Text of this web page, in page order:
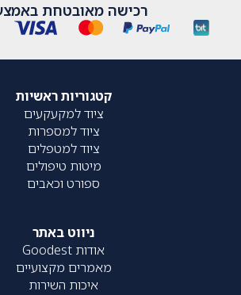
רכישה מאובטחת
קטגוריות ראשיות
ציוד למקעקעים
ציוד למספרות
ציוד למטפלים
מיטות טיפולים
ספורט וכאבים
ניווט באתר
אודות Goodest
מאמרים מקצועיים
איכות השירות